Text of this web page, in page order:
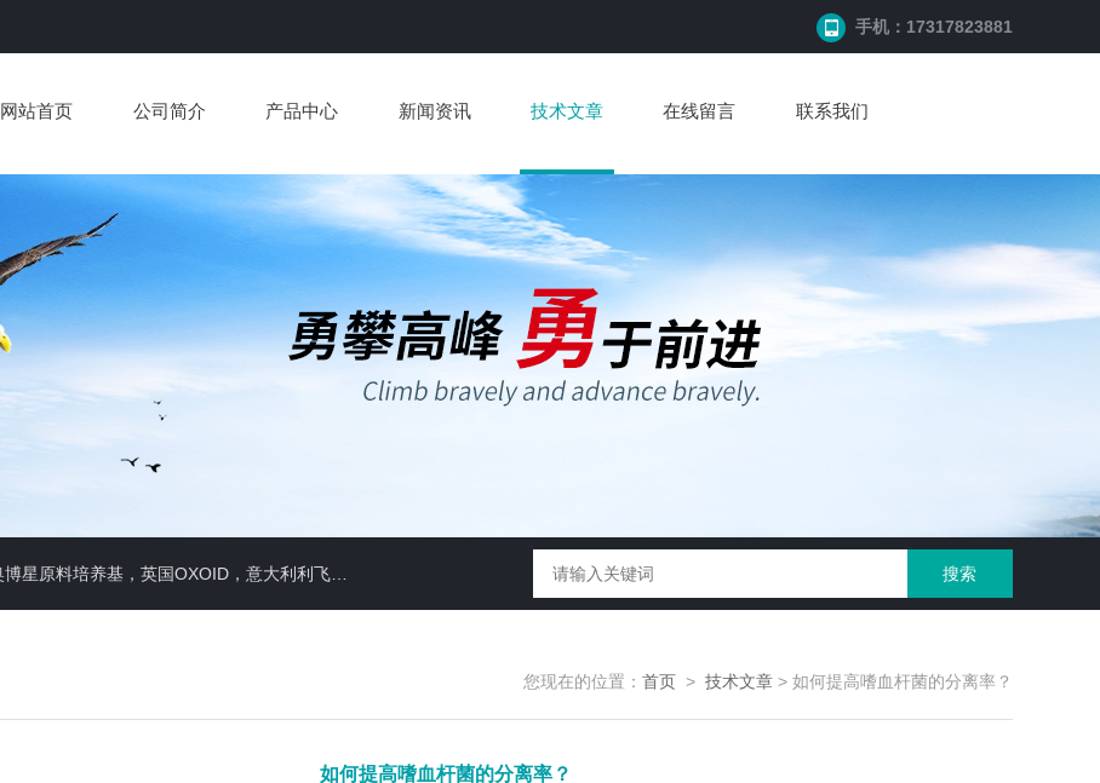
手机：17317823881
网站首页 公司简介 产品中心 新闻资讯 技术文章 在线留言 联系我们
运送培养基，即用性平板（血琼脂平板,Baird-Parker琼脂平板等），药典平板（TSA，SDA等）
您现在的位置： 首页 > 技术文章 > 如何提高嗜血杆菌的分离率？
如何提高嗜血杆菌的分离率？